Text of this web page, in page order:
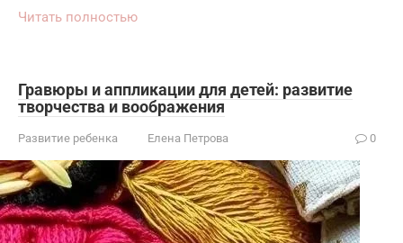
Читать полностью
Гравюры и аппликации для детей: развитие
творчества и воображения
Развитие ребенка Елена Петрова 0